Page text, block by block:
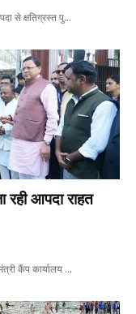
से क्षतिग्रस्त पु…
रही आपदा राहत
कैंप कार्यालय …